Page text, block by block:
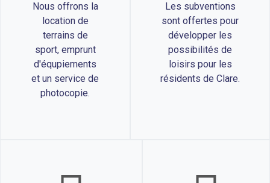
Nous offrons la
location de
terrains de
sport, emprunt
d'équpiements
et un service de
photocopie.
Les subventions
sont offertes pour
développer les
possibilités de
loisirs pour les
résidents de Clare.